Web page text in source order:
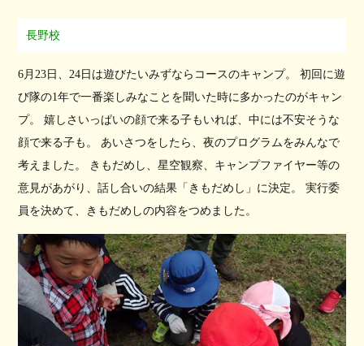
長野校
6月23日、24日は遊びたいみずならコースのキャンプ。 初回に遊
び隊の1年で一番楽しみなことを聞いた時に多かったのがキャン
プ。 嬉しさいっぱいの顔で来る子もいれば、中には不安そうな
顔で来る子も。 あいさつをしたら、夜のプログラムをみんなで
考えました。 きもだめし、星空観察、キャンプファイヤー等の
意見があがり、話し合いの結果「きもだめし」に決定。 実行委
員を決めて、きもだめしの内容をつめました。